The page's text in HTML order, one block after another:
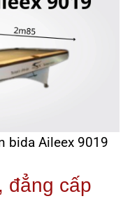
bida Aileex 9019
đẳng cấp